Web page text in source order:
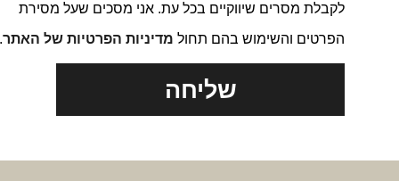
לקבלת מסרים שיווקיים בכל עת. אני מסכים שעל מסירת
הפרטים והשימוש בהם תחולמדיניות הפרטיות של האתר.
שליחה